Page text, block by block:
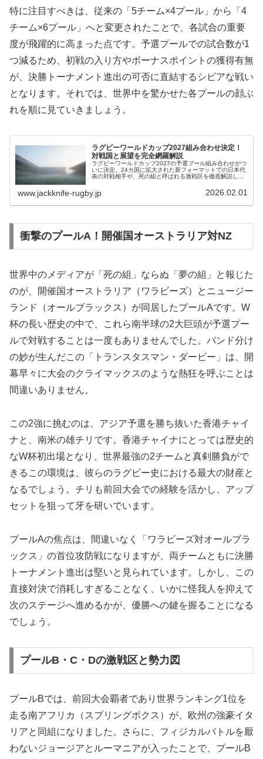
特に注目すべきは、従来の「5チーム×4プール」から「4
チーム×6プール」へと変更されたことで、各試合の重要
度が飛躍的に高まった点です。予選プールでの試合数が1
つ減るため、初戦の入り方やボーナスポイントの獲得有無
が、決勝トーナメント進出の可否に直結するシビアな戦い
となります。それでは、世界中を驚かせた各プールの顔ぶ
れを順に見ていきましょう。
ラグビーワールドカップ2027組み合わせ決定！
対戦国と展望を完全網羅解説
ラグビーワールドカップ2027の予選プール組み合わせがつ
いに決定。24カ国に拡大された新フォーマットでの日本代
表の対戦相手や、死の組と呼ばれる激戦区を徹底解説しま
て観戦に備えましょう。
www.jackknife-rugby.jp 2026.02.01
衝撃のプールA！開催国オーストラリア対NZ
世界中のメディアが「死の組」ならぬ「夢の組」と報じた
のが、開催国オーストラリア（ワラビーズ）とニュージー
ランド（オールブラックス）が同居したプールAです。W
杯の長い歴史の中で、これら南半球の2大巨頭が予選プー
ルで対戦することは一度もありませんでした。バンド分け
の妙が生んだこの「トランスタスマン・ダービー」は、開
幕早々に大会のクライマックスのような熱狂を呼ぶことは
間違いありません。
この2強に挑むのは、アジア予選を勝ち抜いた香港チャイ
ナと、南米の雄チリです。香港チャイナにとっては歴史的
なW杯初出場となり、世界最強の2チームと真剣勝負がで
きるこの環境は、彼らのラグビー史における最大の財産と
なるでしょう。チリも前回大会での経験を活かし、アップ
セットを狙って牙を研いでいます。
プールAの焦点は、間違いなく「ワラビーズ対オールブラ
ックス」の首位攻防戦になりますが、両チームともに決勝
トーナメント進出は堅いと見られています。しかし、この
直接対決で消耗しすぎることなく、いかに怪我人を抑えて
次のステージへ進めるかが、優勝への鍵を握ることになる
でしょう。
プールB・C・Dの激戦区と勢力図
プールBでは、前回大会覇者であり世界ランキング1位を
走る南アフリカ（スプリングボクス）が、欧州の強豪イタ
リアと同組になりました。さらに、フィジカルバトルを厭
わないジョージアとルーマニアが入ったことで、プールB